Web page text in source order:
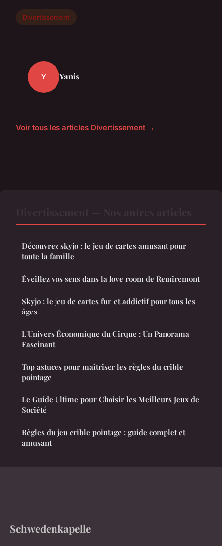
Divertissement
Y Yanis
Voir tous les articles Divertissement →
Découvrez skyjo : le jeu de cartes amusant pour
toute la famille
Éveillez vos sens dans la love room de Remiremont
Skyjo : le jeu de cartes fun et addictif pour tous les
âges
L'Univers Économique du Cirque : Un Panorama
Fascinant
Top astuces pour maîtriser les règles du crible
pointage
Le Guide Ultime pour Choisir les Meilleurs Jeux de
Société
Règles du jeu crible pointage : guide complet et
amusant
Schwedenkapelle